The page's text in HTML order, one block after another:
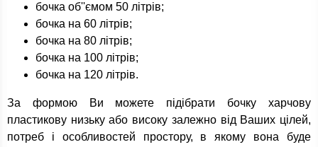
бочка об''ємом 50 літрів;
бочка на 60 літрів;
бочка на 80 літрів;
бочка на 100 літрів;
бочка на 120 літрів.
За формою Ви можете підібрати бочку харчову
пластикову низьку або високу залежно від Ваших цілей,
потреб і особливостей простору, в якому вона буде